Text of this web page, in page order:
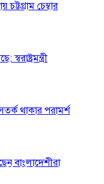
চেম্বার
থাকার পরামর্শ
বাংলাদেশীরা